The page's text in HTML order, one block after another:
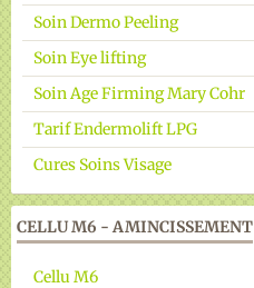
Soin Dermo Peeling
Soin Eye lifting
Soin Age Firming Mary Cohr
Tarif Endermolift LPG
Cures Soins Visage
CELLU M6 - AMINCISSEMENT
Cellu M6